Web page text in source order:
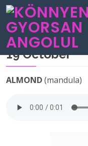
19 October
ALMOND(mandula)